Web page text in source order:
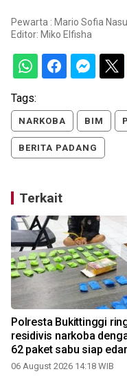
Pewarta : Mario Sofia
Editor: Miko Elfisha
Tags:
NARKOBA BIM
BERITA PADANG
Terkait
Polresta Bukittinggi
residivis narkoba
62 paket sabu siap edar
06 August 2026 14:18 WIB